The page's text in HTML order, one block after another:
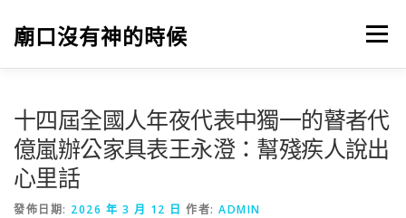
廟口沒有神的時候 選單
十四屆全國人年夜代表中獨一的瞽者代
億嵐辦公家具表王永澄：幫殘疾人說出
心里話
發佈日期: 2026 年 3 月 12 日 作者: ADMIN